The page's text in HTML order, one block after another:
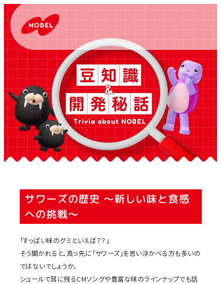
サワーズの歴史 ～新しい味と食感
への挑戦～
「すっぱい味のグミといえば？？」
そう聞かれると、真っ先に「サワーズ」を思い浮かべる方も多いの
ではないでしょうか。
シュールで耳に残るCMソングや豊富な味のラインナップでも話